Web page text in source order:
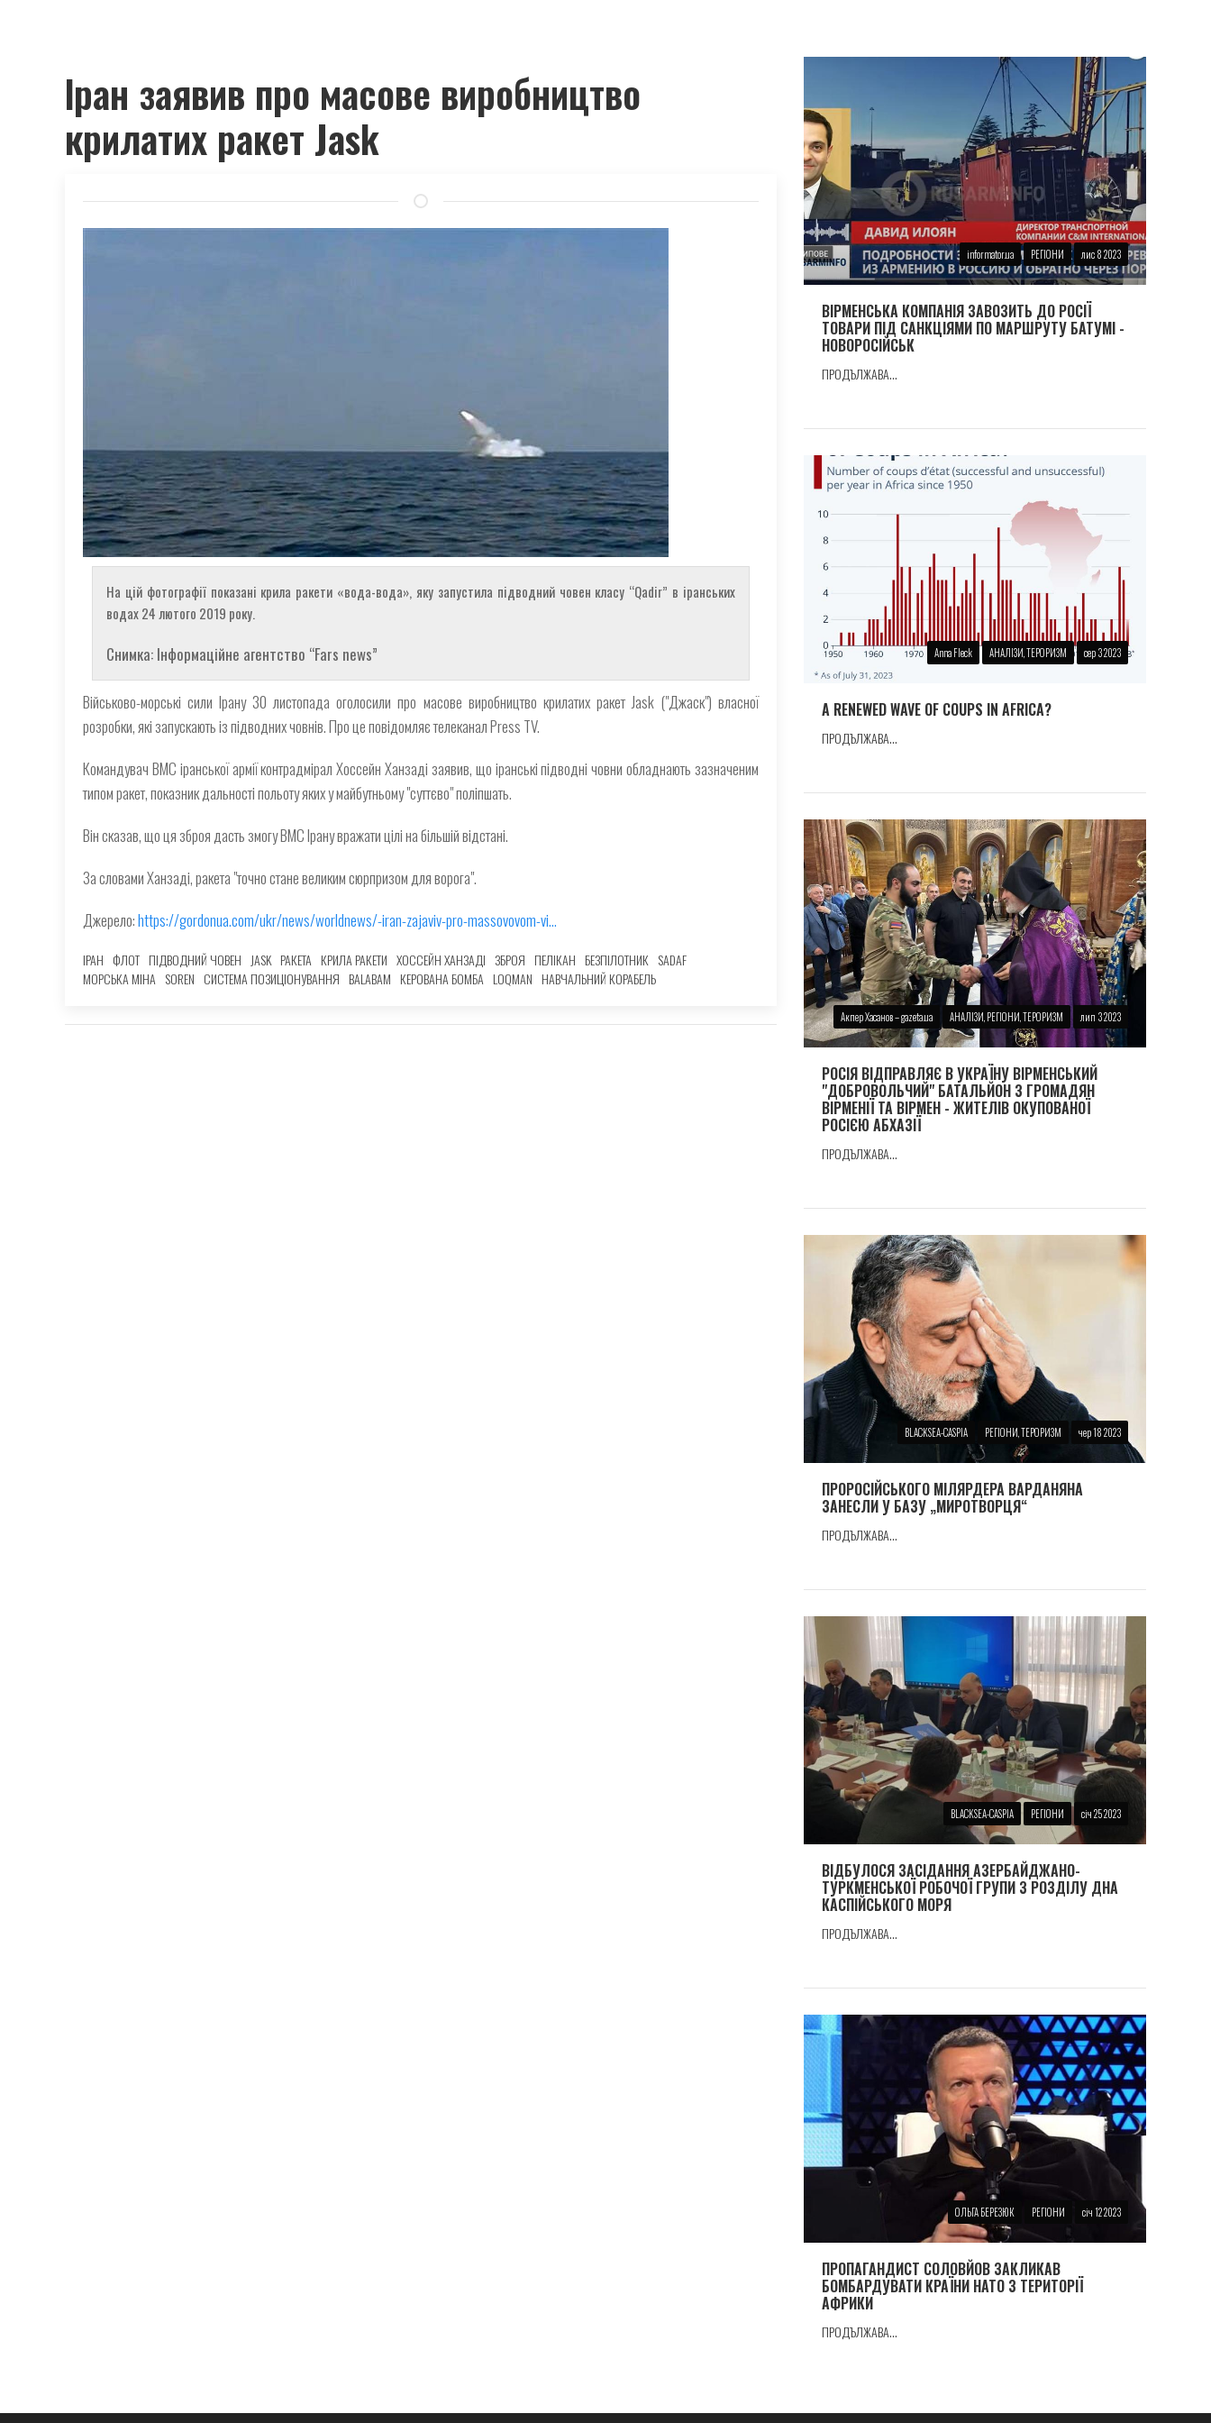
Іран заявив про масове виробництво
крилатих ракет Jask
На цій фотографії показані крила ракети «вода-вода», яку запустила підводний човен класу “Qadir” в іранських
водах 24 лютого 2019 року.
Снимка: Інформаційне агентство “Fars news”
Військово-морські сили Ірану 30 листопада оголосили про масове виробництво крилатих ракет Jask ("Джаск") власної
розробки, які запускають із підводних човнів. Про це повідомляє телеканал Press TV.
Командувач ВМС іранської армії контрадмірал Хоссейн Ханзаді заявив, що іранські підводні човни обладнають зазначеним
типом ракет, показник дальності польоту яких у майбутньому "суттєво" поліпшать.
Він сказав, що ця зброя дасть змогу ВМС Ірану вражати цілі на більшій відстані.
За словами Ханзаді, ракета "точно стане великим сюрпризом для ворога".
Джерело:https://gordonua.com/ukr/news/worldnews/-iran-zajaviv-pro-massovovom-vi…
ІРАН ФЛОТ ПІДВОДНИЙ ЧОВЕН JASK РАКЕТА КРИЛА РАКЕТИ ХОССЕЙН ХАНЗАДІ ЗБРОЯ ПЕЛІКАН БЕЗПІЛОТНИК SADAF
МОРСЬКА МІНА SOREN СИСТЕМА ПОЗИЦІОНУВАННЯ BALABAM КЕРОВАНА БОМБА LOQMAN НАВЧАЛЬНИЙ КОРАБЕЛЬ
informator.ua РЕГІОНИ лис 8 2023
ВIРМЕНСЬКА КОМПАНIЯ ЗАВОЗИТЬ ДО РОСІЇ
ТОВАРИ ПIД САНКЦIЯМИ ПО МАРШРУТУ БАТУМI -
НОВОРОСIЙСЬК
ПРОДЪЛЖАВА...
Anna Fleck АНАЛІЗИ, ТЕРОРИЗМ сер 3 2023
A RENEWED WAVE OF COUPS IN AFRICA?
ПРОДЪЛЖАВА...
Акпер Хасанов – gazeta.ua АНАЛІЗИ, РЕГІОНИ, ТЕРОРИЗМ лип 3 2023
РОСІЯ ВІДПРАВЛЯЄ В УКРАЇНУ ВІРМЕНСЬКИЙ
"ДОБРОВОЛЬЧИЙ" БАТАЛЬЙОН З ГРОМАДЯН
ВІРМЕНІЇ ТА ВІРМЕН - ЖИТЕЛІВ ОКУПОВАНОЇ
РОСІЄЮ АБХАЗІЇ
ПРОДЪЛЖАВА...
BLACKSEA-CASPIA РЕГІОНИ, ТЕРОРИЗМ чер 18 2023
ПРОРОСIЙСЬКОГО МIЛЯРДЕРА ВАРДАНЯНА
ЗАНЕСЛИ У БАЗУ „МИРОТВОРЦЯ“
ПРОДЪЛЖАВА...
BLACKSEA-CASPIA РЕГІОНИ січ 25 2023
ВІДБУЛОСЯ ЗАСІДАННЯ АЗЕРБАЙДЖАНО-
ТУРКМЕНСЬКОЇ РОБОЧОЇ ГРУПИ З РОЗДІЛУ ДНА
КАСПІЙСЬКОГО МОРЯ
ПРОДЪЛЖАВА...
ОЛЬГА БЕРЕЗЮК РЕГІОНИ січ 12 2023
ПРОПАГАНДИСТ СОЛОВЙОВ ЗАКЛИКАВ
БОМБАРДУВАТИ КРАЇНИ НАТО З ТЕРИТОРІЇ
АФРИКИ
ПРОДЪЛЖАВА...